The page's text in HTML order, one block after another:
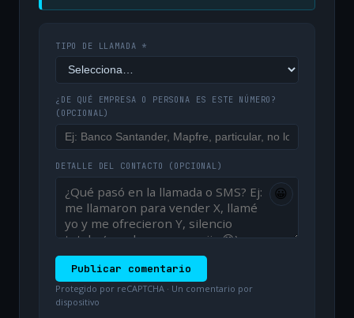
TIPO DE LLAMADA *
¿DE QUÉ EMPRESA O PERSONA ES ESTE NÚMERO?
(OPCIONAL)
DETALLE DEL CONTACTO (OPCIONAL)
😀
Publicar comentario
Protegido por reCAPTCHA · Un comentario por
dispositivo